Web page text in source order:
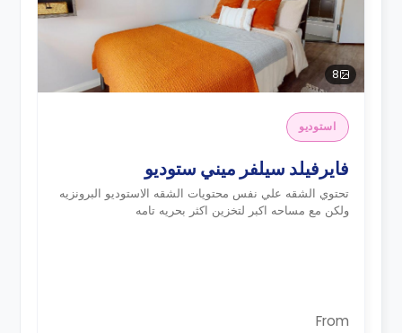
8
استوديو
فايرفيلد سيلفر ميني ستوديو
تحتوي الشقه علي نفس محتويات الشقه الاستوديو البرونزيه
ولكن مع مساحه اكبر لتخزين اكثر بحريه تامه
From